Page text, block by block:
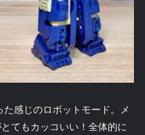
た感じのロボットモード。メ
てもカッコいい！全体的に